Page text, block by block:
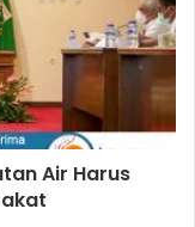
Air Harus